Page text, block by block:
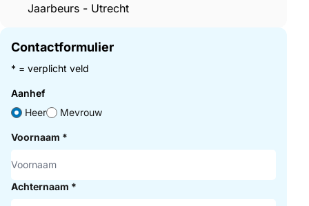
Jaarbeurs - Utrecht
Contactformulier
* = verplicht veld
Aanhef
Heer
Mevrouw
Voornaam *
Achternaam *